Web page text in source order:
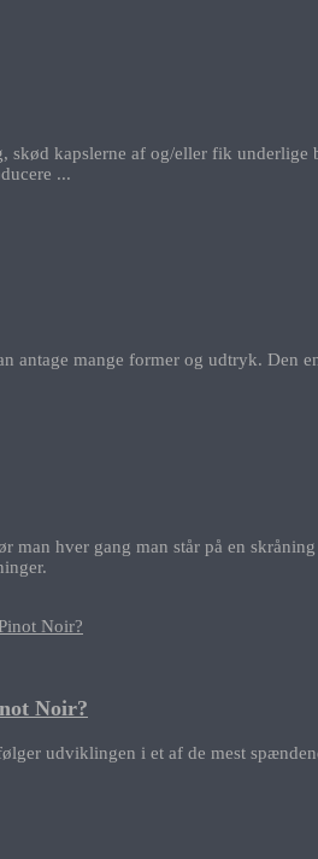
skød kapslerne af og/eller fik
...
antage mange former og udtryk. Den
man hver gang man står på en
Noir?
udviklingen i et af de mest